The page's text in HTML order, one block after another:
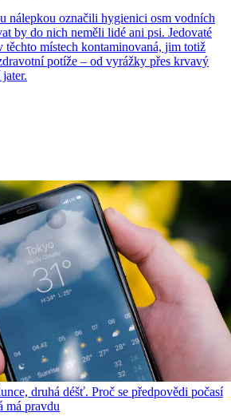
nálepkou označili hygienici osm vodních
by do nich neměli lidé ani psi. Jedovaté
těchto místech kontaminovaná, jim totiž
potíže – od vyrážky přes krvavý
druhá déšť. Proč se předpovědi počasí
má pravdu